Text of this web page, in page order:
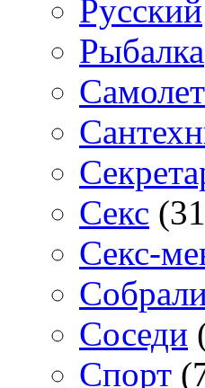
Русский
Рыбалка
Самолет
Секс
Секс-
Соседи
Спорт